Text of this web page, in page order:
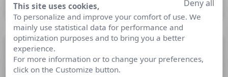
5 juillet 2017
This site uses cookies,
To personalize and improve your comfort of use. We
mainly use statistical data for performance and
optimization purposes and to bring you a better
experience.
For more information or to change your preferences,
click on the Customize button.
Deny all